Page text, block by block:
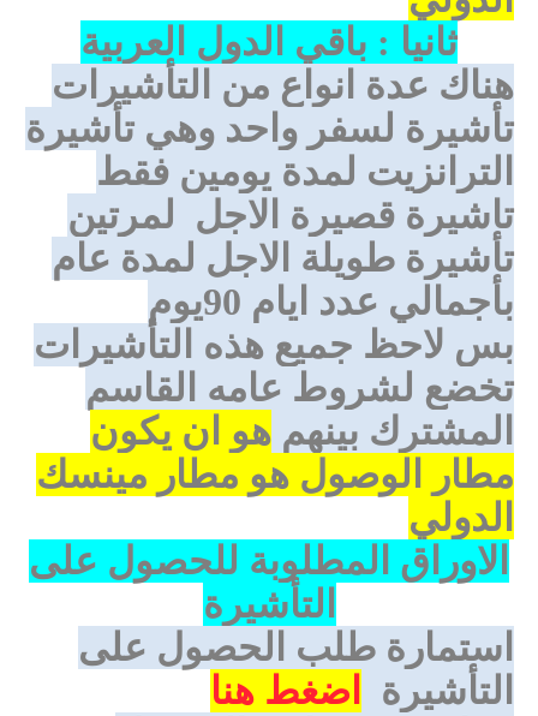
ثانيا : باقي الدول العربية
هناك عدة انواع من التأشيرات
تأشيرة لسفر واحد وهي تأشيرة
الترانزيت لمدة يومين فقط
تاشيرة قصيرة الاجل لمرتين
تأشيرة طويلة الاجل لمدة عام
بأجمالي عدد ايام 90يوم
بس لاحظ جميع هذه التأشيرات
تخضع لشروط عامه القاسم
المشترك بينهم هو ان يكون
مطار الوصول هو مطار مينسك
الدولي
الاوراق المطلوبة للحصول على
التأشيرة
استمارة طلب الحصول على
التأشيرة
اضغط هنا